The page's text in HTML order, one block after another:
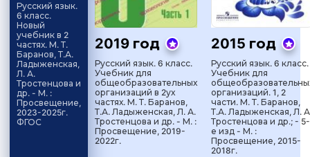
Русский язык.
6 класс.
Новый
учебник в 2
частях. М. Т.
Баранов, Т.А.
Ладыженская,
Л. А.
Тростенцова и
др. - М. :
Просвещение,
2023-2025г.
ФГОС
2019 год
Русский язык. 6 класс.
Учебник для
общеобразовательных
организаций в 2ух
частях. М. Т. Баранов,
Т.А. Ладыженская, Л. А.
Тростенцова и др. - М. :
Просвещение, 2019-
2022г.
2015 год
Русский язык. 6 класс.
Учебник для
организаций. 1, 2
части. М. Т. Баранов,
Т.А. Ладыженская, Л.
Тростенцова и др.; - 5-
е изд - М. :
Просвещение, 2015-
2018г.